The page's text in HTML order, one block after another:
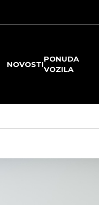
NOVOSTI
PONUDA
VOZILA